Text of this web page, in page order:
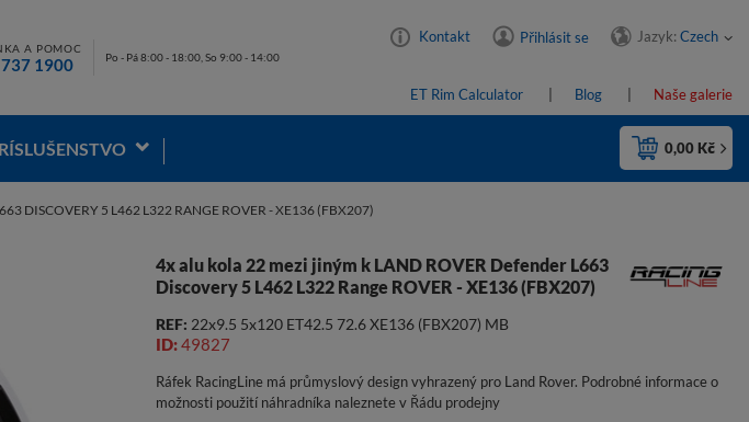
A POMOC
1900 Po - Pá 8:00 - 18:00, So 9:00 - 14:00
Kontakt Přihlásit se Jazyk: Czech
ET Rim Calculator Blog Naše galerie
0,00 Kč
DISCOVERY 5 L462 L322 RANGE ROVER - XE136 (FBX207)
4x alu kola 22 mezi jiným k LAND ROVER Defender L663
Discovery 5 L462 L322 Range ROVER - XE136 (FBX207)
REF: 22x9.5 5x120 ET42.5 72.6 XE136 (FBX207) MB
ID:49827
Ráfek RacingLine má průmyslový design vyhrazený pro Land Rover. Podrobné informace o
možnosti použití náhradníka naleznete v Řádu prodejny